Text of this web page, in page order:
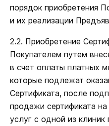
порядок приобретения
и их реализации
2.2. Приобретение
Покупателем путем
в счет оплаты платных
которые подлежат
Сертификата, после
продажи сертификата
услуг с одной из клиник